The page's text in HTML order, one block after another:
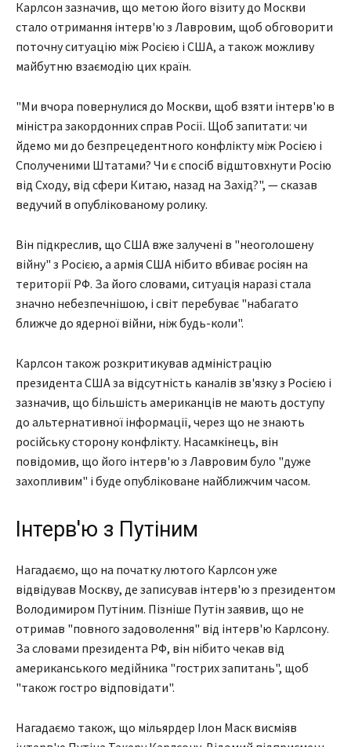
Карлсон зазначив, що метою його візиту до Москви
стало отримання інтерв'ю з Лавровим, щоб обговорити
поточну ситуацію між Росією і США, а також можливу
майбутню взаємодію цих країн.
"Ми вчора повернулися до Москви, щоб взяти інтерв'ю в
міністра закордонних справ Росії. Щоб запитати: чи
йдемо ми до безпрецедентного конфлікту між Росією і
Сполученими Штатами? Чи є спосіб відштовхнути Росію
від Сходу, від сфери Китаю, назад на Захід?", — сказав
ведучий в опублікованому ролику.
Він підкреслив, що США вже залучені в "неоголошену
війну" з Росією, а армія США нібито вбиває росіян на
території РФ. За його словами, ситуація наразі стала
значно небезпечнішою, і світ перебуває "набагато
ближче до ядерної війни, ніж будь-коли".
Карлсон також розкритикував адміністрацію
президента США за відсутність каналів зв'язку з Росією і
зазначив, що більшість американців не мають доступу
до альтернативної інформації, через що не знають
російську сторону конфлікту. Насамкінець, він
повідомив, що його інтерв'ю з Лавровим було "дуже
захопливим" і буде опубліковане найближчим часом.
Інтерв'ю з Путіним
Нагадаємо, що на початку лютого Карлсон уже
відвідував Москву, де записував інтерв'ю з президентом
Володимиром Путіним. Пізніше Путін заявив, що не
отримав "повного задоволення" від інтерв'ю Карлсону.
За словами президента РФ, він нібито чекав від
американського медійника "гострих запитань", щоб
"також гостро відповідати".
Нагадаємо також, що мільярдер Ілон Маск висміяв